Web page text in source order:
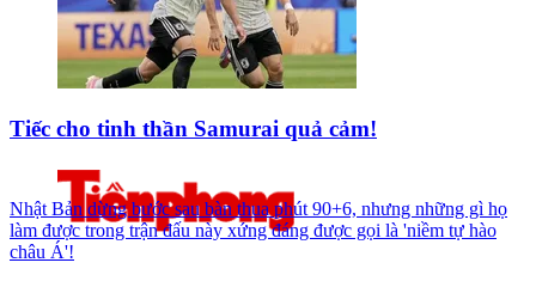
Tiếc cho tinh thần Samurai quả cảm!
Nhật Bản dừng bước sau bàn thua phút 90+6, nhưng những gì họ
làm được trong trận đấu này xứng đáng được gọi là 'niềm tự hào
châu Á'!